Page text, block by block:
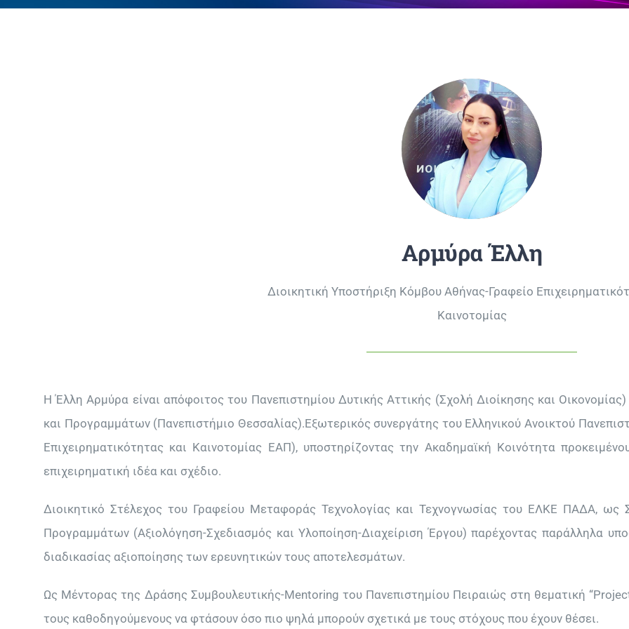
Αρμύρα Έλλη
Διοικητική Υποστήριξη Κόμβου Αθήνας-Γραφείο
Καινοτομίας
Η Έλλη Αρμύρα είναι απόφοιτος του Πανεπιστημίου Δυτικής Αττικής (Σχολή Διοίκησης και
και Προγραμμάτων (Πανεπιστήμιο Θεσσαλίας).Εξωτερικός συνεργάτης του Ελληνικού Ανοικτού
Επιχειρηματικότητας και Καινοτομίας ΕΑΠ), υποστηρίζοντας την Ακαδημαϊκή Κοινότητα
επιχειρηματική ιδέα και σχέδιο.
Διοικητικό Στέλεχος του Γραφείου Μεταφοράς Τεχνολογίας και Τεχνογνωσίας του ΕΛΚΕ ΠΑΔΑ, ως
Προγραμμάτων (Αξιολόγηση-Σχεδιασμός και Υλοποίηση-Διαχείριση Έργου) παρέχοντας παράλληλα
διαδικασίας αξιοποίησης των ερευνητικών τους αποτελεσμάτων.
Ως Μέντορας της Δράσης Συμβουλευτικής-Mentoring του Πανεπιστημίου Πειραιώς στη θεματική
τους καθοδηγούμενους να φτάσουν όσο πιο ψηλά μπορούν σχετικά με τους στόχους που έχουν θέσει.